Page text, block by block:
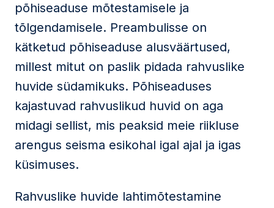
põhiseaduse mõtestamisele ja
tõlgendamisele. Preambulisse on
kätketud põhiseaduse alusväärtused,
millest mitut on paslik pidada rahvuslike
huvide südamikuks. Põhiseaduses
kajastuvad rahvuslikud huvid on aga
midagi sellist, mis peaksid meie riikluse
arengus seisma esikohal igal ajal ja igas
küsimuses.
Rahvuslike huvide lahtimõtestamine